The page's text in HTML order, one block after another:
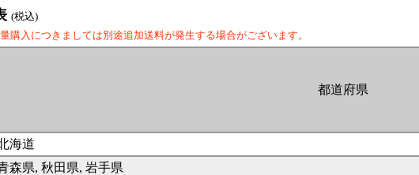
(税込)
購入につきましては別途追加送料が発生する場合がございます。
都道府県
海道
森県, 秋田県, 岩手県